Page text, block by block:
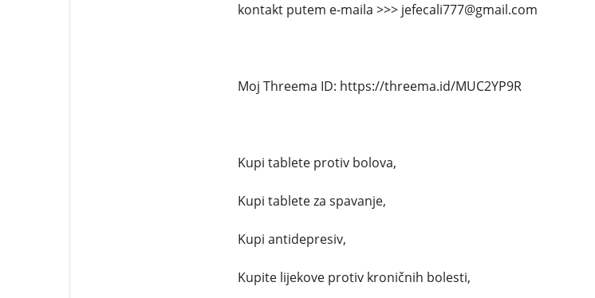
kontakt putem e-maila >>> jefecali777@gmail.com
Moj Threema ID: https://threema.id/MUC2YP9R
Kupi tablete protiv bolova,
Kupi tablete za spavanje,
Kupi antidepresiv,
Kupite lijekove protiv kroničnih bolesti,